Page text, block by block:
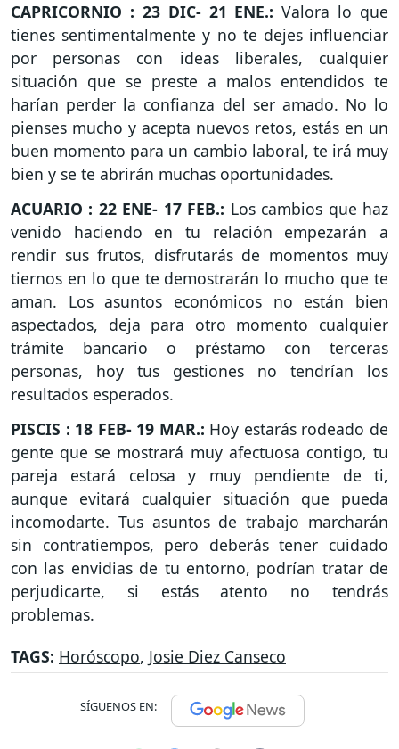
CAPRICORNIO : 23 DIC- 21 ENE.:Valora lo que
tienes sentimentalmente y no te dejes influenciar
por personas con ideas liberales, cualquier
situación que se preste a malos entendidos te
harían perder la confianza del ser amado. No lo
pienses mucho y acepta nuevos retos, estás en un
buen momento para un cambio laboral, te irá muy
bien y se te abrirán muchas oportunidades.
ACUARIO : 22 ENE- 17 FEB.: Los cambios que haz
venido haciendo en tu relación empezarán a
rendir sus frutos, disfrutarás de momentos muy
tiernos en lo que te demostrarán lo mucho que te
aman. Los asuntos económicos no están bien
aspectados, deja para otro momento cualquier
trámite bancario o préstamo con terceras
personas, hoy tus gestiones no tendrían los
resultados esperados.
PISCIS : 18 FEB- 19 MAR.: Hoy estarás rodeado de
gente que se mostrará muy afectuosa contigo, tu
pareja estará celosa y muy pendiente de ti,
aunque evitará cualquier situación que pueda
incomodarte. Tus asuntos de trabajo marcharán
sin contratiempos, pero deberás tener cuidado
con las envidias de tu entorno, podrían tratar de
perjudicarte, si estás atento no tendrás
problemas.
TAGS: Horóscopo, Josie Diez Canseco
SÍGUENOS EN: